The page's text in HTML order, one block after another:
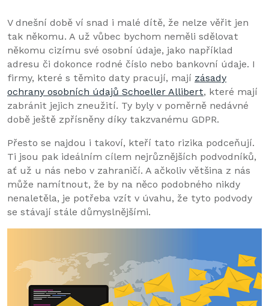
V dnešní době ví snad i malé dítě, že nelze věřit jen
tak někomu. A už vůbec bychom neměli sdělovat
někomu cizímu své osobní údaje, jako například
adresu či dokonce rodné číslo nebo bankovní údaje. I
firmy, které s těmito daty pracují, mají zásady
ochrany osobních údajů Schoeller Allibert, které mají
zabránit jejich zneužití. Ty byly v poměrně nedávné
době ještě zpřísněny díky takzvanému GDPR.
Přesto se najdou i takoví, kteří tato rizika podceňují.
Ti jsou pak ideálním cílem nejrůznějších podvodníků,
ať už u nás nebo v zahraničí. A ačkoliv většina z nás
může namítnout, že by na něco podobného nikdy
nenaletěla, je potřeba vzít v úvahu, že tyto podvody
se stávají stále důmyslnějšími.